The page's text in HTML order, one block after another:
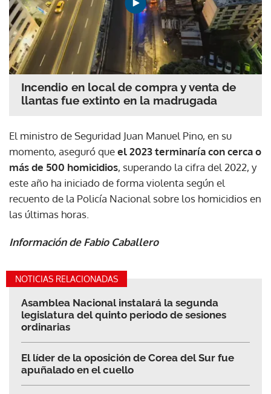
Incendio en local de compra y venta de
llantas fue extinto en la madrugada
El ministro de Seguridad Juan Manuel Pino, en su
momento, aseguró queel 2023 terminaría con cerca o
más de 500 homicidios, superando la cifra del 2022, y
este año ha iniciado de forma violenta según el
recuento de la Policía Nacional sobre los homicidios en
las últimas horas.
Información de Fabio Caballero
NOTICIAS RELACIONADAS
Asamblea Nacional instalará la segunda
legislatura del quinto periodo de sesiones
ordinarias
El líder de la oposición de Corea del Sur fue
apuñalado en el cuello